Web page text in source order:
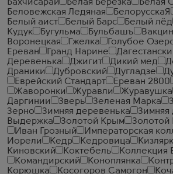
Бахчисарай
Белая Березка Белая
Беловежская Ледяная
БелорусскаЯ
Белый аист
Белый Барс Белый лёд
Кудук
Бугульма Бульбашъ
Воронецкая
Гжелка Голубое
Ереван
Гранд Нарине
Деревенька
Джигит Дикий мед
Драники
Дубровский Дугладзе
Еврейский Стандарт
Ереван 2800
Жаворонки
Журавли Журавушка
Даргинии
Зверь Зеленая Марка
Зерно
Зимняя деревенька Зимняя
Выдержка
Золотой Крым Золотой
Иван Грозный
Императорская
Иорели
Кедр Кедровица
Киновский
Коктебель
Коллекция
Командирский
Коноплянка
Корюшка
Косогоров Самогон